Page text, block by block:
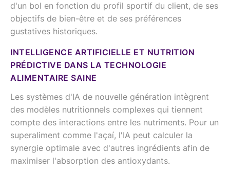
d'un bol en fonction du profil sportif du client, de ses
objectifs de bien-être et de ses préférences
gustatives historiques.
INTELLIGENCE ARTIFICIELLE ET NUTRITION
PRÉDICTIVE DANS LA TECHNOLOGIE
ALIMENTAIRE SAINE
Les systèmes d'IA de nouvelle génération intègrent
des modèles nutritionnels complexes qui tiennent
compte des interactions entre les nutriments. Pour un
superaliment comme l'açaí, l'IA peut calculer la
synergie optimale avec d'autres ingrédients afin de
maximiser l'absorption des antioxydants.